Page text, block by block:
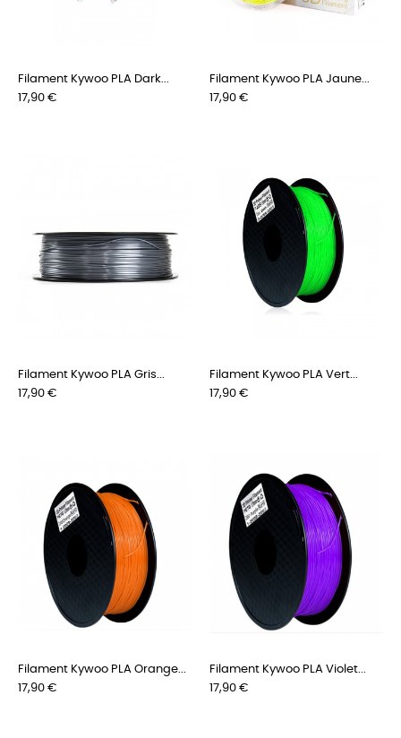
Filament Kywoo PLA Dark...
Preis
17,90 €
Filament Kywoo PLA Jaune...
Preis
17,90 €
Filament Kywoo PLA Gris...
Preis
17,90 €
Filament Kywoo PLA Vert...
Preis
17,90 €
Filament Kywoo PLA Orange...
Preis
17,90 €
Filament Kywoo PLA Violet...
Preis
17,90 €